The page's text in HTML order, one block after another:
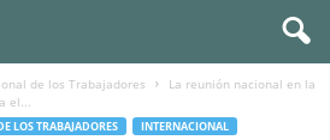
de los Trabajadores
La reunión nacional en la
el...
LOS TRABAJADORES INTERNACIONAL